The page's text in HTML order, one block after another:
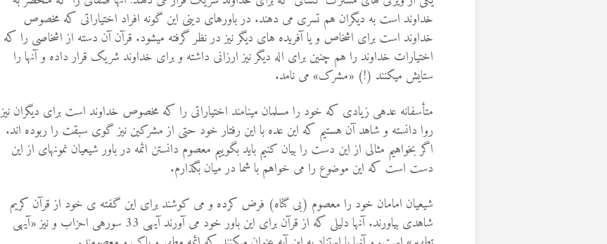
خداوند است به دیگران هم تسری می دهند. در باورهای دینی این گونه افراد اختیاراتی که مخصوص
خداوند است برای اشخاص و یا آفریده های دیگر نیز در نظر گرفته می­شود. قرآن آن دسته از اشخاصی را که
اختیارات خداوند را هم چنین برای اله دیگر نیز ارزانی داشته و برای خداوند شریک قرار داده و آنها را
ستایش می­کنند (!) «مشرک» می نامد.
متأسفانه عده­ی زیادی که خود را مسلمان می­نامند اختیاراتی را که مخصوص خداوند است برای دیگران نیز
روا دانسته و شاهد آن هستیم که این عده با این رفتار خود حتی از مشرکین نیز گوی سبقت را ربوده اند.
اگر بخواهیم مثالی از این دست را بیان کنیم باید بگوییم معصوم دانستن ائمه در باور شیعیان نمونه­ای از این
دست است که این موضوع را می خواهم با شما در میان بگذارم.
شیعیان امامان خود را معصوم (بی گناه) فرض کرده و می کوشند برای این گفته ی خود از قرآن کریم
شاهدی بیاورند. آنها دلیلی که از قرآن برای این باور خود می آورند آیه­ی 33 سوره­ی احزاب و نیز «آیه­ی